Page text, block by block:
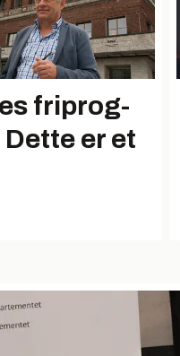
friprog-
er et